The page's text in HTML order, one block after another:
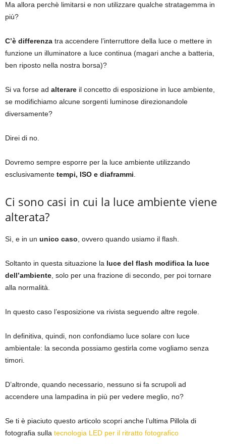
Ma allora perchè limitarsi e non utilizzare qualche stratagemma in
più?
C’è differenza tra accendere l’interruttore della luce o mettere in
funzione un illuminatore a luce continua (magari anche a batteria,
ben riposto nella nostra borsa)?
Si va forse ad alterare il concetto di esposizione in luce ambiente,
se modifichiamo alcune sorgenti luminose direzionandole
diversamente?
Direi di no.
Dovremo sempre esporre per la luce ambiente utilizzando
esclusivamente tempi, ISO e diaframmi
Ci sono casi in cui la luce ambiente viene
alterata?
Sì, e in un unico caso , ovvero quando usiamo il flash.
Soltanto in questa situazione la luce del flash modifica la luce
dell’ambiente , solo per una frazione di secondo, per poi tornare
alla normalità.
In questo caso l’esposizione va rivista seguendo altre regole.
In definitiva, quindi, non confondiamo luce solare con luce
ambientale: la seconda possiamo gestirla come vogliamo senza
timori.
D’altronde, quando necessario, nessuno si fa scrupoli ad
accendere una lampadina in più per vedere meglio, no?
Se ti è piaciuto questo articolo scopri anche l’ultima Pillola di
fotografia sulla tecnologia LED per il ritratto fotografico